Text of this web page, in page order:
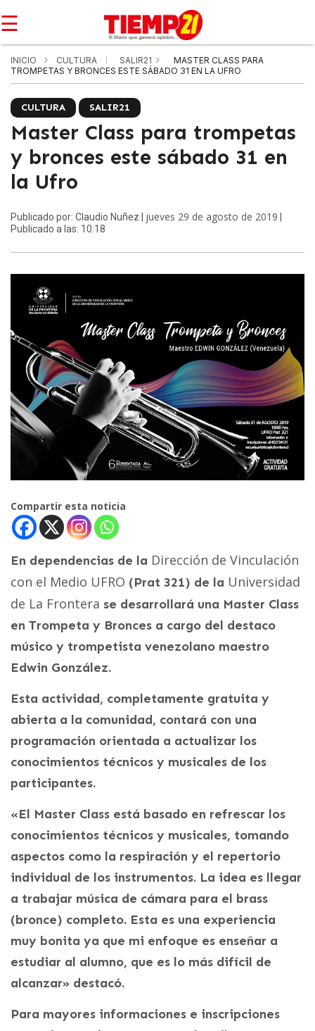
☰
INICIO CULTURA SALIR21
MASTER CLASS PARA
TROMPETAS Y BRONCES ESTE SÁBADO 31 EN LA UFRO
CULTURA SALIR21
Master Class para trompetas
y bronces este sábado 31 en
la Ufro
Publicado por: Claudio Nuñez | jueves 29 de agosto de 2019
Publicado a las: 10:18
Compartir esta noticia
En dependencias de la Dirección de Vinculación
con el Medio UFRO (Prat 321) de la Universidad
de La Frontera se desarrollará una Master Class
en Trompeta y Bronces a cargo del destaco
músico y trompetista venezolano maestro
Edwin González.
Esta actividad, completamente gratuita y
abierta a la comunidad, contará con una
programación orientada a actualizar los
conocimientos técnicos y musicales de los
participantes.
«El Master Class está basado en refrescar los
conocimientos técnicos y musicales, tomando
aspectos como la respiración y el repertorio
individual de los instrumentos. La idea es llegar
a trabajar música de cámara para el brass
(bronce) completo. Esta es una experiencia
muy bonita ya que mi enfoque es enseñar a
estudiar al alumno, que es lo más difícil de
alcanzar» destacó.
Para mayores informaciones e inscripciones